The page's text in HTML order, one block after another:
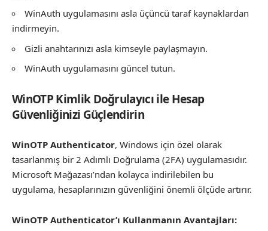
WinAuth uygulamasını asla üçüncü taraf kaynaklardan
indirmeyin.
Gizli anahtarınızı asla kimseyle paylaşmayın.
WinAuth uygulamasını güncel tutun.
WinOTP Kimlik Doğrulayıcı ile Hesap
Güvenliğinizi Güçlendirin
WinOTP Authenticator, Windows için özel olarak
tasarlanmış bir 2 Adımlı Doğrulama (2FA) uygulamasıdır.
Microsoft Mağazası’ndan kolayca indirilebilen bu
uygulama, hesaplarınızın güvenliğini önemli ölçüde artırır.
WinOTP Authenticator’ı Kullanmanın Avantajları: